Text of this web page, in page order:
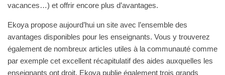
vacances…) et offrir encore plus d’avantages.
Ekoya propose aujourd’hui un site avec l’ensemble des
avantages disponibles pour les enseignants. Vous y trouverez
également de nombreux articles utiles à la communauté comme
par exemple cet excellent récapitulatif des aides auxquelles les
enseignants ont droit. Ekoya publie également trois grands